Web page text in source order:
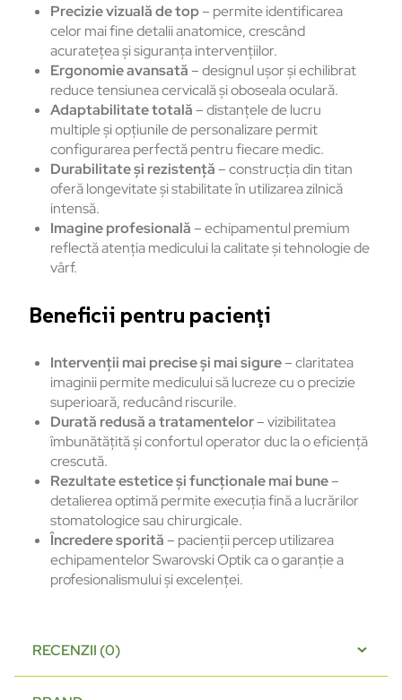
Precizie vizuală de top– permite identificarea
celor mai fine detalii anatomice, crescând
acuratețea și siguranța intervențiilor.
Ergonomie avansată– designul ușor și echilibrat
reduce tensiunea cervicală și oboseala oculară.
Adaptabilitate totală– distanțele de lucru
multiple și opțiunile de personalizare permit
configurarea perfectă pentru fiecare medic.
Durabilitate și rezistență– construcția din titan
oferă longevitate și stabilitate în utilizarea zilnică
intensă.
Imagine profesională– echipamentul premium
reflectă atenția medicului la calitate și tehnologie de
vârf.
Beneficii pentru pacienți
Intervenții mai precise și mai sigure– claritatea
imaginii permite medicului să lucreze cu o precizie
superioară, reducând riscurile.
Durată redusă a tratamentelor– vizibilitatea
îmbunătățită și confortul operator duc la o eficiență
crescută.
Rezultate estetice și funcționale mai bune–
detalierea optimă permite execuția fină a lucrărilor
stomatologice sau chirurgicale.
Încredere sporită– pacienții percep utilizarea
echipamentelor Swarovski Optik ca o garanție a
profesionalismului și excelenței.
RECENZII (0)